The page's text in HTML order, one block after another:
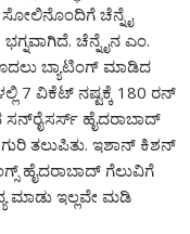
ಸೋಲಿನೊಂದಿಗೆ ಚೆನ್ನೈ
ಚೆನ್ನೈನ ಎಂ.
ಬ್ಯಾಟಿಂಗ್ ಮಾಡಿದ
7 ವಿಕೆಟ್ ನಷ್ಟಕ್ಕೆ 180 ರನ್
ಸನ್‌ರೈಸರ್ಸ್ ಹೈದರಾಬಾದ್
ತಲುಪಿತು. ಇಶಾನ್ ಕಿಶನ್
ಹೈದರಾಬಾದ್ ಗೆಲುವಿಗೆ
ಮಾಡು ಇಲ್ಲವೇ ಮಡಿ